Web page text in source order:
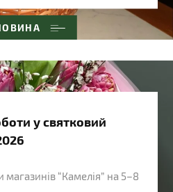
у святковий
магазинів “Камелія” на 5–8